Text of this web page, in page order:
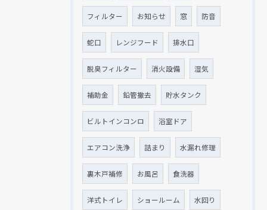
フィルター お知らせ 窓 防音
蛇口 レンジフード 排水口
脱臭フィルター 消火設備 湿気
補助金 鉛管撤去 貯水タンク
ビルトインコンロ 浴室ドア
エアコン洗浄 詰まり 水漏れ修理
裏木戸補修 お風呂 食洗器
洋式トイレ ショールーム 水回り